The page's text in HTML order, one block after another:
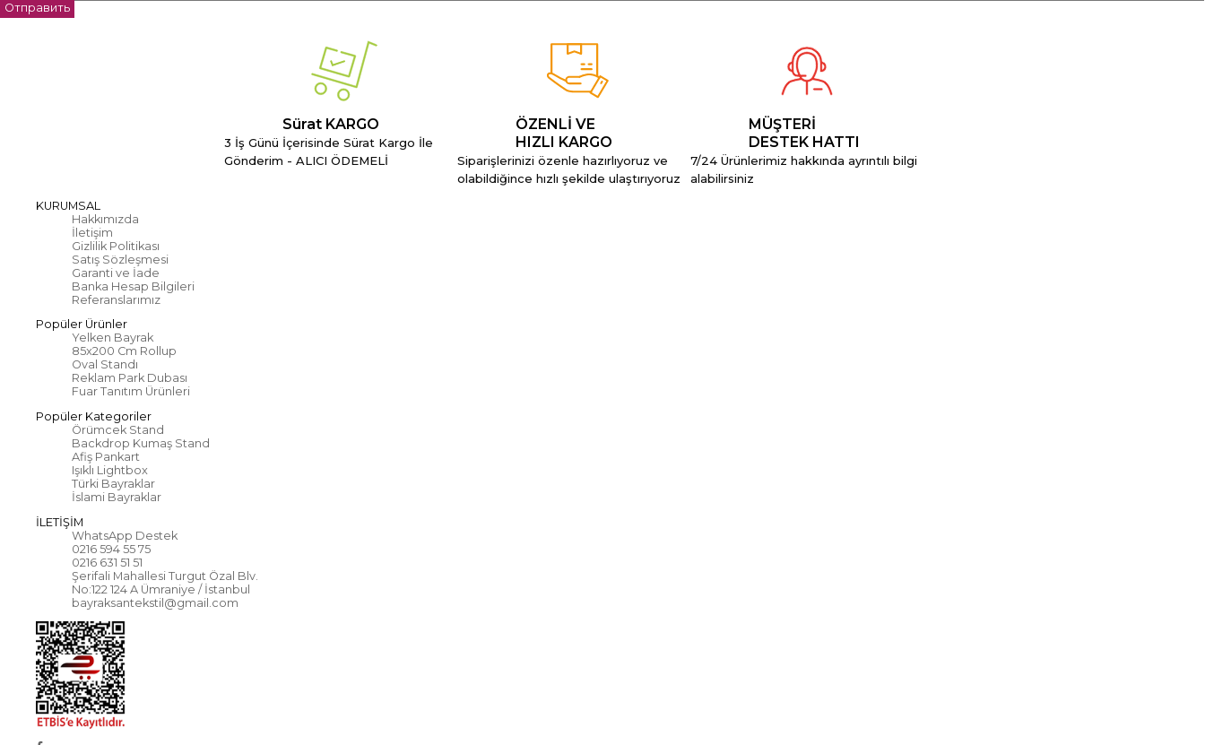
Отправить
Sürat KARGO
3 İş Günü İçerisinde Sürat Kargo İle
Gönderim - ALICI ÖDEMELİ
ÖZENLİ VE
HIZLI KARGO
Siparişlerinizi özenle hazırlıyoruz ve
olabildiğince hızlı şekilde ulaştırıyoruz
MÜŞTERİ
DESTEK HATTI
7/24 Ürünlerimiz hakkında ayrıntılı bilgi
alabilirsiniz
KURUMSAL
Hakkımızda
İletişim
Gizlilik Politikası
Satış Sözleşmesi
Garanti ve İade
Banka Hesap Bilgileri
Referanslarımız
Popüler Ürünler
Yelken Bayrak
85x200 Cm Rollup
Oval Standı
Reklam Park Dubası
Fuar Tanıtım Ürünleri
Popüler Kategoriler
Örümcek Stand
Backdrop Kumaş Stand
Afiş Pankart
Işıklı Lightbox
Türki Bayraklar
İslami Bayraklar
İLETİŞİM
WhatsApp Destek
0216 594 55 75
0216 631 51 51
Şerifali Mahallesi Turgut Özal Blv.
No:122 124 A Ümraniye / İstanbul
bayraksantekstil@gmail.com